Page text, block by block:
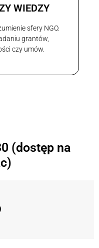
WIEDZY
sfery NGO.
grantów,
czy umów.
(dostęp na